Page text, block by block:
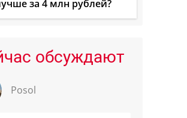
за 4 млн рублей?
обсуждают
Posol